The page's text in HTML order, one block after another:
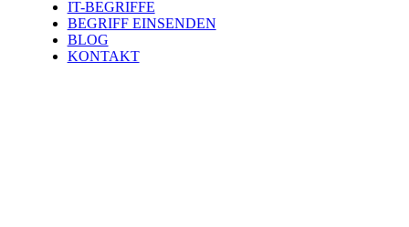
IT-BEGRIFFE
BEGRIFF EINSENDEN
BLOG
KONTAKT